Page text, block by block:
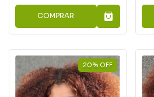
COMPRAR
20% OFF